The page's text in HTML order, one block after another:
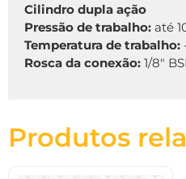
Cilindro dupla ação
Pressão de trabalho: até
Temperatura de trabalho:
Rosca da conexão: 1/8″
Produtos